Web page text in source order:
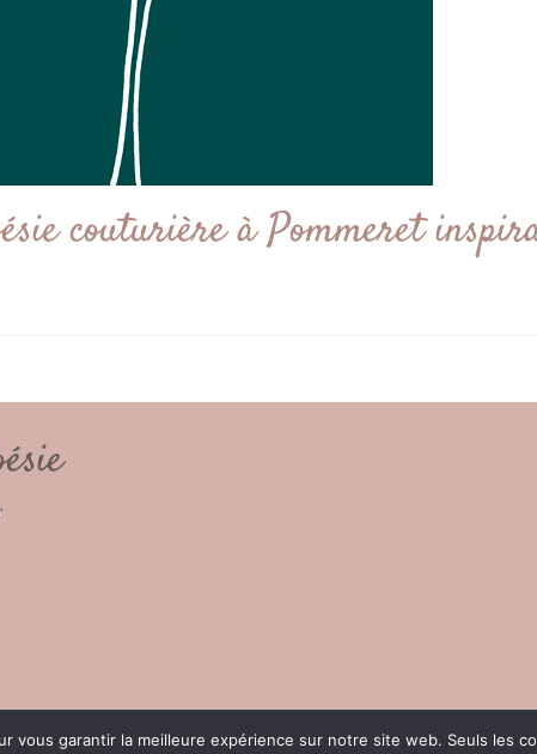
couturière à Pommeret
vous garantir la meilleure expérience sur notre site web. Seuls